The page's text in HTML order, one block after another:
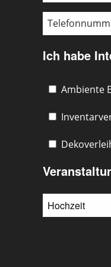
Ich habe
Ambiente